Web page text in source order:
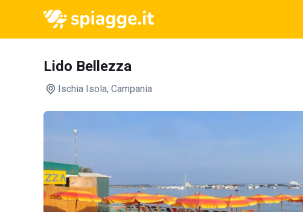
Lido Bellezza
Ischia Isola, Campania